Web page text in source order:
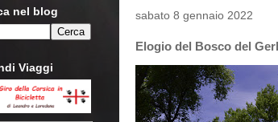
sabato 8 gennaio 2022
Elogio del Bosco del
nel blog
Viaggi